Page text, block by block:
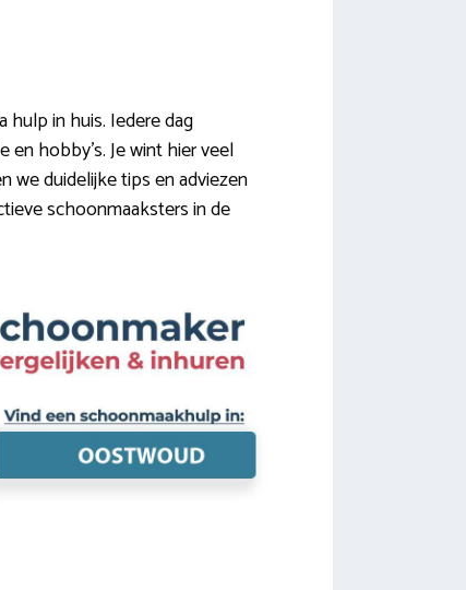
in huis. Iedere dag
hobby’s. Je wint hier veel
we duidelijke tips en adviezen
schoonmaaksters in de